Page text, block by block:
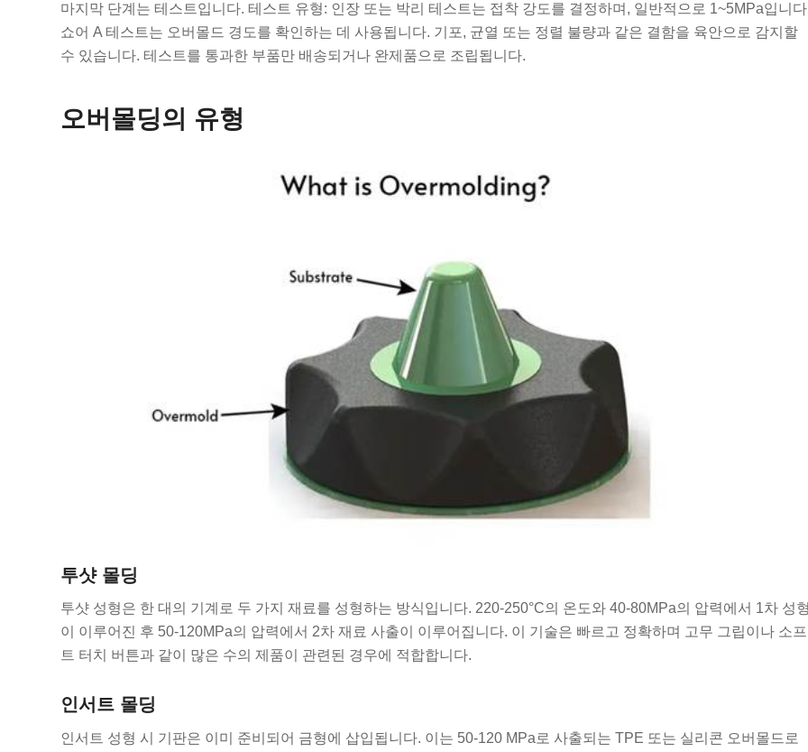
마지막 단계는 테스트입니다. 테스트 유형: 인장 또는 박리 테스트는 접착 강도를 결정하며, 일반적으로 1~5MPa입니
쇼어 A 테스트는 오버몰드 경도를 확인하는 데 사용됩니다. 기포, 균열 또는 정렬 불량과 같은 결함을 육안으로 감지할
수 있습니다. 테스트를 통과한 부품만 배송되거나 완제품으로 조립됩니다.
오버몰딩의 유형
투샷 몰딩
투샷 성형은 한 대의 기계로 두 가지 재료를 성형하는 방식입니다. 220-250°C의 온도와 40-80MPa의 압력에서 1차 성
이 이루어진 후 50-120MPa의 압력에서 2차 재료 사출이 이루어집니다. 이 기술은 빠르고 정확하며 고무 그립이나 소프
트 터치 버튼과 같이 많은 수의 제품이 관련된 경우에 적합합니다.
인서트 몰딩
인서트 성형 시 기판은 이미 준비되어 금형에 삽입됩니다. 이는 50-120 MPa로 사출되는 TPE 또는 실리콘 오버몰드로